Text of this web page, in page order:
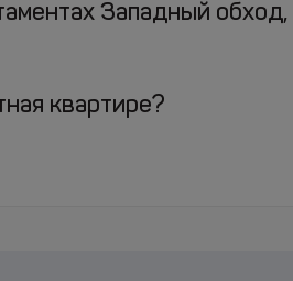
Западный обход,
квартире?